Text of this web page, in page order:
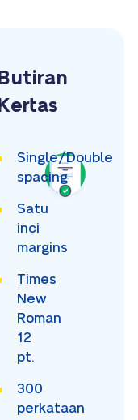
Butiran
Kertas
Single/Double
spacing
Satu
inci
margins
Times
New
Roman
12
pt.
300
perkataan